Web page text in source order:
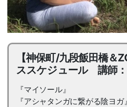
【神保町/九段飯田橋＆
ススケジュール 講師
『マイソール』
『アシャタンガに繋がる陰ヨガ』